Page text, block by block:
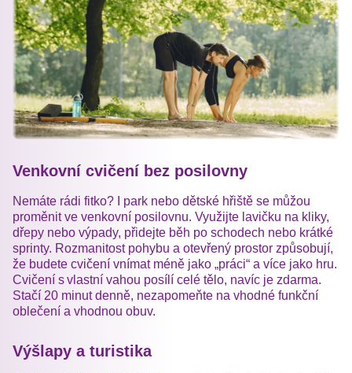
Venkovní cvičení bez posilovny
Nemáte rádi fitko? I park nebo dětské hřiště se můžou
proměnit ve venkovní posilovnu. Využijte lavičku na kliky,
dřepy nebo výpady, přidejte běh po schodech nebo krátké
sprinty. Rozmanitost pohybu a otevřený prostor způsobují,
že budete cvičení vnímat méně jako „práci“ a více jako hru.
Cvičení s vlastní vahou posílí celé tělo, navíc je zdarma.
Stačí 20 minut denně, nezapomeňte na vhodné funkční
oblečení a vhodnou obuv.
Výšlapy a turistika